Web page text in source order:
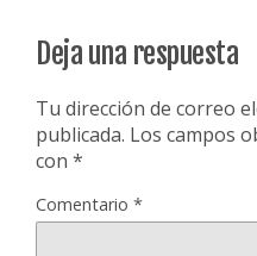
Deja una respuesta
Tu dirección de correo
publicada. Los campos
con *
Comentario *